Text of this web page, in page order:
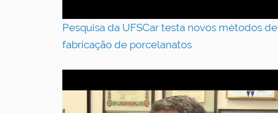
Pesquisa da UFSCar testa novos métodos de
fabricação de porcelanatos